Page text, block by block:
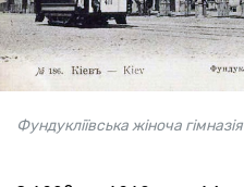
Фундукліївська жіноча гімназія